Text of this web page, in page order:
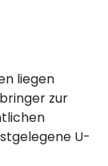
liegen
zur
U-